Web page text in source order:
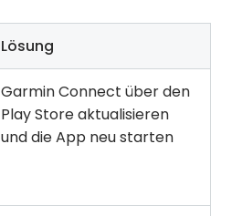
Lösung
Garmin Connect über den
Play Store aktualisieren
und die App neu starten